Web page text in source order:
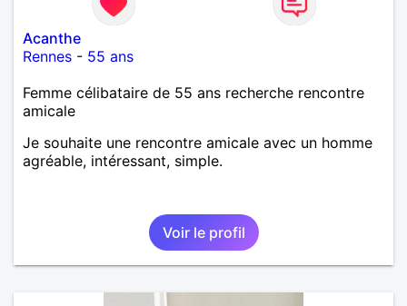
Acanthe
Rennes - 55 ans
Femme célibataire de 55 ans recherche rencontre
amicale
Je souhaite une rencontre amicale avec un homme
agréable, intéressant, simple.
Voir le profil